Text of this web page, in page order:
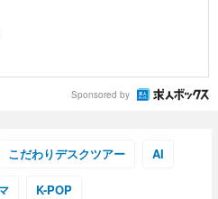
Sponsored by
こだわりデスクツアー AI
K-POP